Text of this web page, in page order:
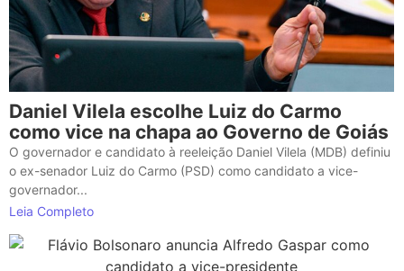
Daniel Vilela escolhe Luiz do Carmo
como vice na chapa ao Governo de Goiás
O governador e candidato à reeleição Daniel Vilela (MDB) definiu
o ex-senador Luiz do Carmo (PSD) como candidato a vice-
governador...
Leia Completo